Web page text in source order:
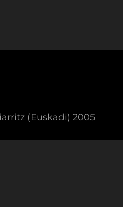
(Euskadi) 2005